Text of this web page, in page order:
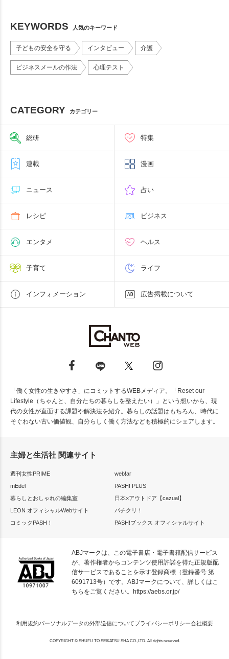
KEYWORDS 人気のキーワード
子どもの安全を守る インタビュー 介護
ビジネスメールの作法 心理テスト
CATEGORY カテゴリー
総研 特集
連載 漫画
ニュース 占い
レシピ ビジネス
エンタメ ヘルス
子育て ライフ
インフォメーション 広告掲載について
「働く女性の生きやすさ」にコミットするWEBメディア。「Reset our
Lifestyle（ちゃんと、自分たちの暮らしを整えたい）」という想いから、現
代の女性が直面する課題や解決法を紹介。暮らしの話題はもちろん、時代に
そぐわない古い価値観、自分らしく働く方法なども積極的にシェアします。
主婦と生活社 関連サイト
週刊女性PRIME
web!ar
mEdel
PASH! PLUS
暮らしとおしゃれの編集室
日本×アウトドア【cazual】
LEON オフィシャルWebサイト
パチクリ！
コミックPASH！
PASH!ブックス オフィシャルサイト
ABJマークは、この電子書店・電子書籍配信サービス
が、著作権者からコンテンツ使用許諾を得た正規版配
信サービスであることを示す登録商標（登録番号 第
6091713号）です。ABJマークについて、詳しくはこ
ちらをご覧ください。
https://aebs.or.jp/
利用規約パーソナルデータの外部送信についてプライバシーポリシー会社概要
COPYRIGHT © SHUFU TO SEIKATSU SHA CO.,LTD. All rights reserved.